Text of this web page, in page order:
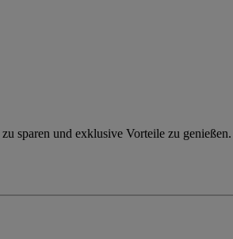
sparen und exklusive Vorteile zu genießen.